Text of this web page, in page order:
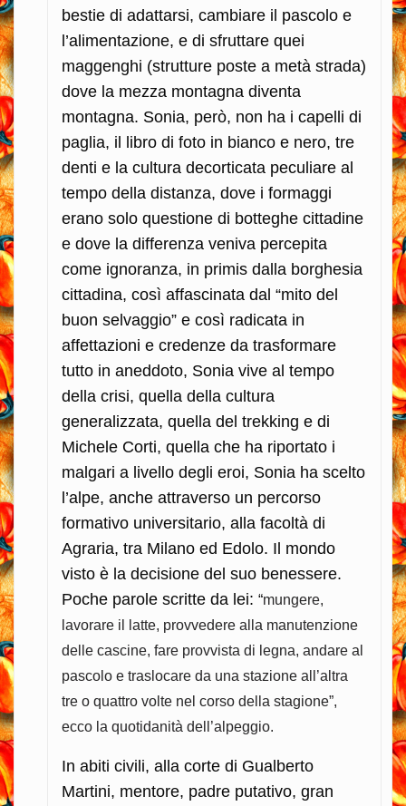
bestie di adattarsi, cambiare il pascolo e
l’alimentazione, e di sfruttare quei
maggenghi (strutture poste a metà strada)
dove la mezza montagna diventa
montagna. Sonia, però, non ha i capelli di
paglia, il libro di foto in bianco e nero, tre
denti e la cultura decorticata peculiare al
tempo della distanza, dove i formaggi
erano solo questione di botteghe cittadine
e dove la differenza veniva percepita
come ignoranza, in primis dalla borghesia
cittadina, così affascinata dal “mito del
buon selvaggio” e così radicata in
affettazioni e credenze da trasformare
tutto in aneddoto, Sonia vive al tempo
della crisi, quella della cultura
generalizzata, quella del trekking e di
Michele Corti, quella che ha riportato i
malgari a livello degli eroi, Sonia ha scelto
l’alpe, anche attraverso un percorso
formativo universitario, alla facoltà di
Agraria, tra Milano ed Edolo. Il mondo
visto è la decisione del suo benessere.
Poche parole scritte da lei: “mungere,
lavorare il latte, provvedere alla manutenzione
delle cascine, fare provvista di legna, andare al
pascolo e traslocare da una stazione all’altra
tre o quattro volte nel corso della stagione”,
ecco la quotidanità dell’alpeggio.
In abiti civili, alla corte di Gualberto
Martini, mentore, padre putativo, gran